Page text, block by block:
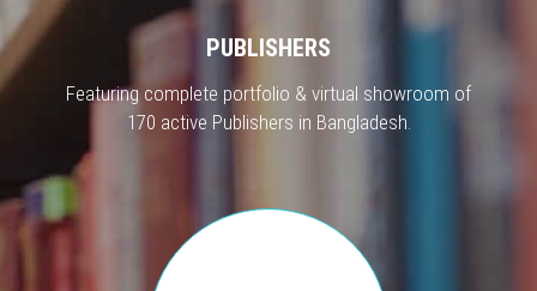
PUBLISHERS
Featuring complete portfolio & virtual showroom of
170 active Publishers in Bangladesh.